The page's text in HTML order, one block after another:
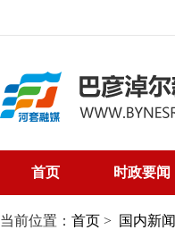
首页 时政要闻
当前位置： 首页 > 国内新闻